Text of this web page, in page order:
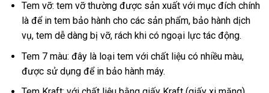
Tem vỡ: tem vỡ thường được sản xuất với mục đích chính
là để in tem bảo hành cho các sản phẩm, bảo hành dịch
vụ, tem dễ dàng bị vỡ, rách khi có ngoại lực tác động.
Tem 7 màu: đây là loại tem với chất liệu có nhiều màu,
được sử dụng để in bảo hành máy.